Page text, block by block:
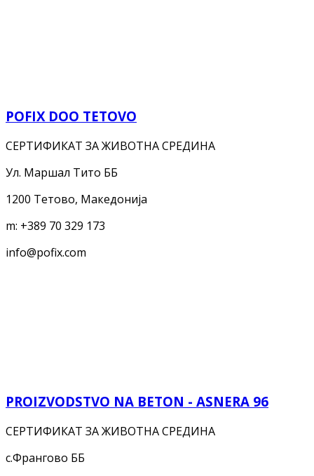
POFIX DOO TETOVO
СЕРТИФИКАТ ЗА ЖИВОТНА СРЕДИНА
Ул. Маршал Тито ББ
1200 Тетово, Македонија
m: +389 70 329 173
info@pofix.com
PROIZVODSTVO NA BETON - ASNERA 96
СЕРТИФИКАТ ЗА ЖИВОТНА СРЕДИНА
с.Франгово ББ